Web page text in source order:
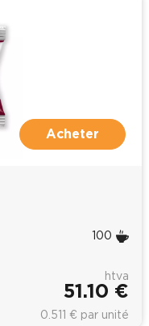
Acheter
100
htva
51.10 €
0.511 € par unité